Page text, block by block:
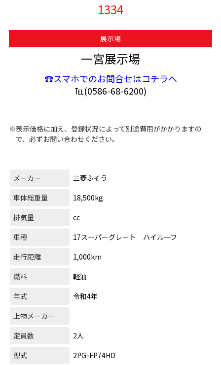
1334
展示場
一宮展示場
☎スマホでのお問合せはコチラへ
℡(0586-68-6200)
※表示価格に加え、登録状況によって別途費用がかかりますの
で、必ずお問い合わせください。
メーカー
三菱ふそう
車体総重量
18,500kg
排気量
cc
車種
17スーパーグレート ハイルーフ
走行距離
1,000km
燃料
軽油
年式
令和4年
上物メーカー
定員数
2人
型式
2PG-FP74HD